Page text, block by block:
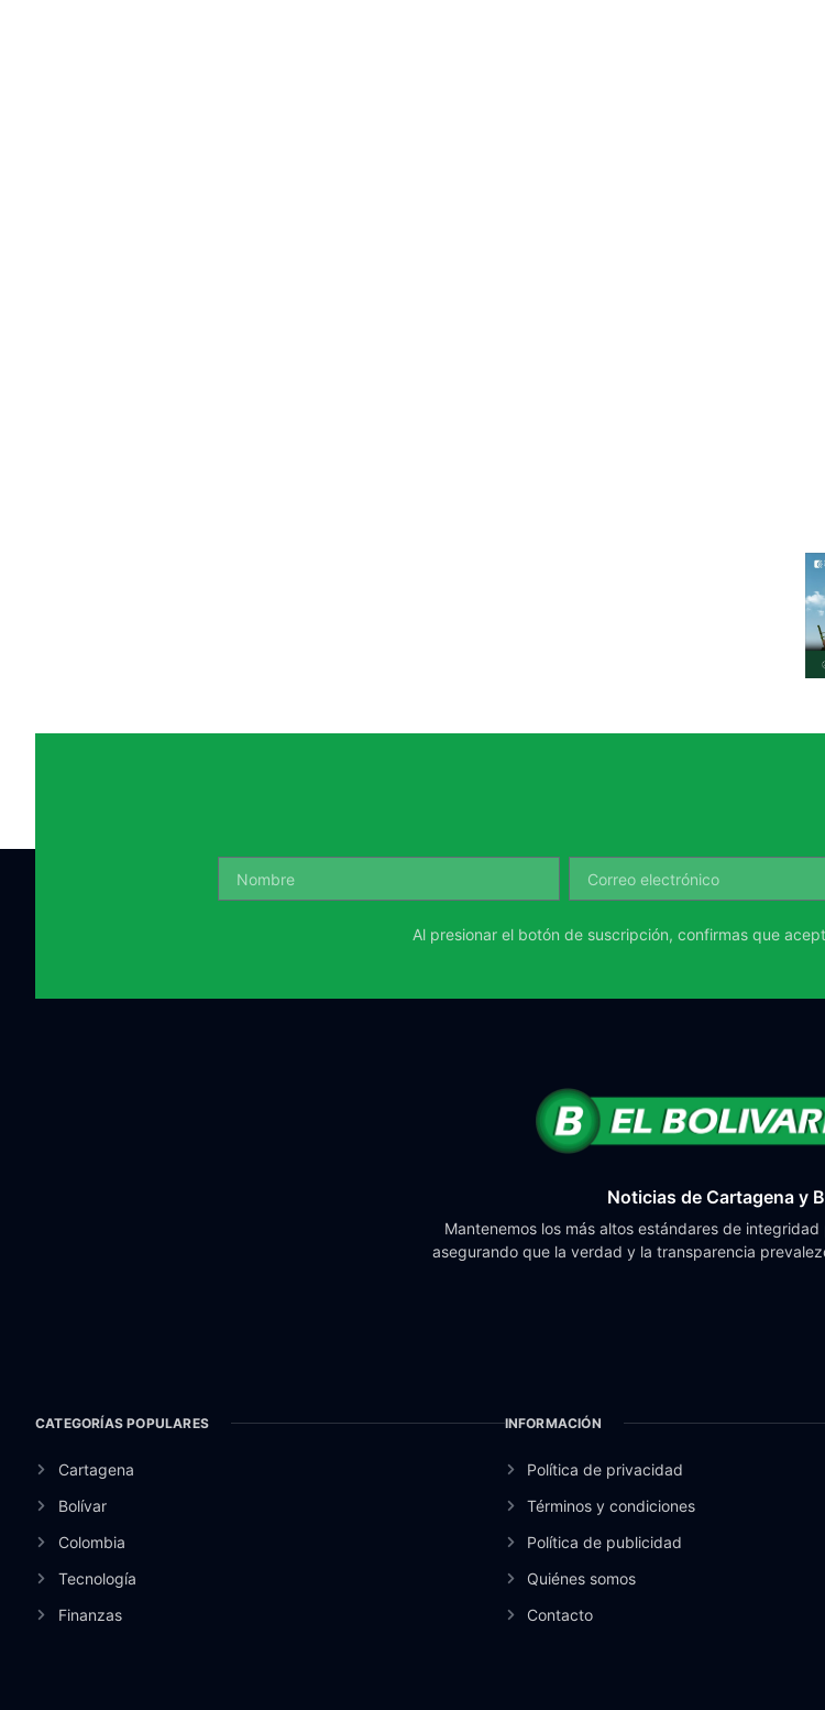
Al presionar el botón de suscripción, confirmas que
Noticias de Cartagena y
Mantenemos los más altos estándares de
asegurando que la verdad y la transparencia
CATEGORÍAS POPULARES
Cartagena
Bolívar
Colombia
Tecnología
Finanzas
INFORMACIÓN
Política de privacidad
Términos y condiciones
Política de publicidad
Quiénes somos
Contacto